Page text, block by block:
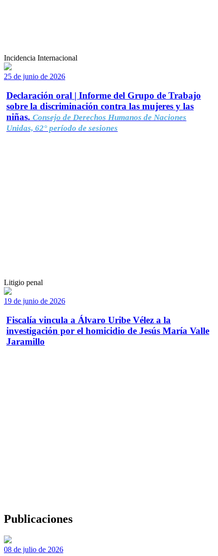
Incidencia Internacional
25 de junio de 2026
Declaración oral | Informe del Grupo de Trabajo
sobre la discriminación contra las mujeres y las
niñas. Consejo de Derechos Humanos de Naciones
Unidas, 62° período de sesiones
Litigio penal
19 de junio de 2026
Fiscalía vincula a Álvaro Uribe Vélez a la
investigación por el homicidio de Jesús María Valle
Jaramillo
Publicaciones
08 de julio de 2026